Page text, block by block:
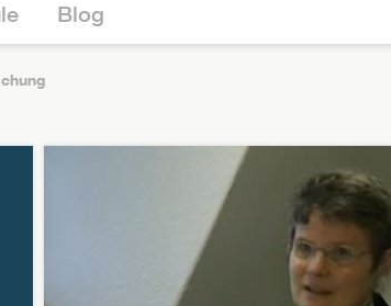
Blog